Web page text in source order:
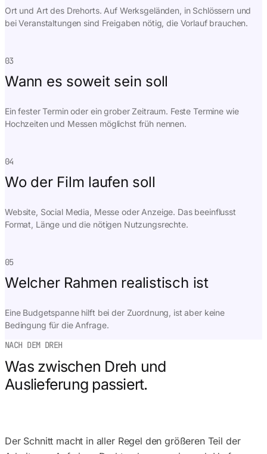
Ort und Art des Drehorts. Auf Werksgeländen, in Schlössern und
bei Veranstaltungen sind Freigaben nötig, die Vorlauf brauchen.
03
Wann es soweit sein soll
Ein fester Termin oder ein grober Zeitraum. Feste Termine wie
Hochzeiten und Messen möglichst früh nennen.
04
Wo der Film laufen soll
Website, Social Media, Messe oder Anzeige. Das beeinflusst
Format, Länge und die nötigen Nutzungsrechte.
05
Welcher Rahmen realistisch ist
Eine Budgetspanne hilft bei der Zuordnung, ist aber keine
Bedingung für die Anfrage.
NACH DEM DREH
Was zwischen Dreh und
Auslieferung passiert.
Der Schnitt macht in aller Regel den größeren Teil der